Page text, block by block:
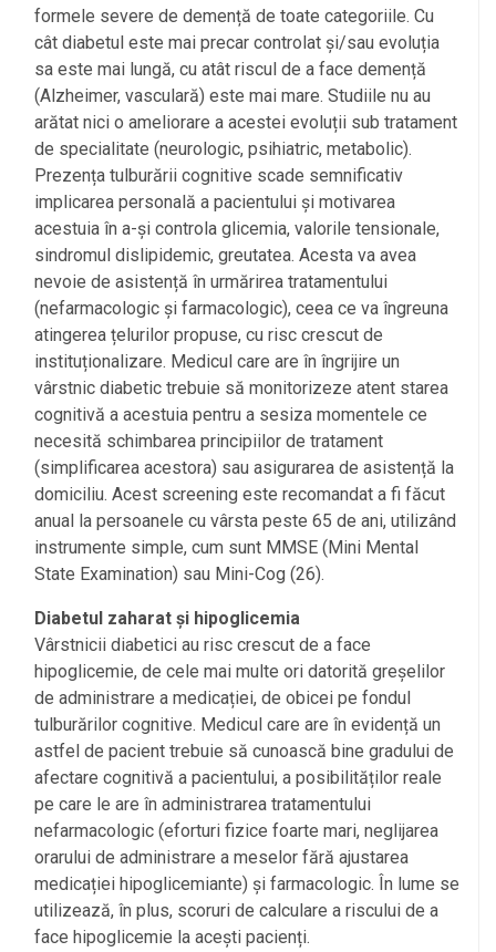
formele severe de demență de toate categoriile. Cu
cât diabetul este mai precar controlat și/sau evoluția
sa este mai lungă, cu atât riscul de a face demență
(Alzheimer, vasculară) este mai mare. Studiile nu au
arătat nici o ameliorare a acestei evoluții sub tratament
de specialitate (neurologic, psihiatric, metabolic).
Prezența tulburării cognitive scade semnificativ
implicarea personală a pacientului și motivarea
acestuia în a-și controla glicemia, valorile tensionale,
sindromul dislipidemic, greutatea. Acesta va avea
nevoie de asistență în urmărirea tratamentului
(nefarmacologic și farmacologic), ceea ce va îngreuna
atingerea țelurilor propuse, cu risc crescut de
instituționalizare. Medicul care are în îngrijire un
vârstnic diabetic trebuie să monitorizeze atent starea
cognitivă a acestuia pentru a sesiza momentele ce
necesită schimbarea principiilor de tratament
(simplificarea acestora) sau asigurarea de asistență la
domiciliu. Acest screening este recomandat a fi făcut
anual la persoanele cu vârsta peste 65 de ani, utilizând
instrumente simple, cum sunt MMSE (Mini Mental
State Examination) sau Mini-Cog (26).
Diabetul zaharat și hipoglicemia
Vârstnicii diabetici au risc crescut de a face
hipoglicemie, de cele mai multe ori datorită greșelilor
de administrare a medicației, de obicei pe fondul
tulburărilor cognitive. Medicul care are în evidență un
astfel de pacient trebuie să cunoască bine gradului de
afectare cognitivă a pacientului, a posibilităților reale
pe care le are în administrarea tratamentului
nefarmacologic (eforturi fizice foarte mari, neglijarea
orarului de administrare a meselor fără ajustarea
medicației hipoglicemiante) și farmacologic. În lume se
utilizează, în plus, scoruri de calculare a riscului de a
face hipoglicemie la acești pacienți.